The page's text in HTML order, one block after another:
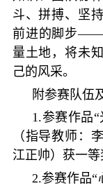
斗、拼搏、坚
前进的脚步——
量土地，将未
己的风采。
附参赛队伍
1.参赛作品
（指导教师：
江正帅）获一等
2.参赛作品